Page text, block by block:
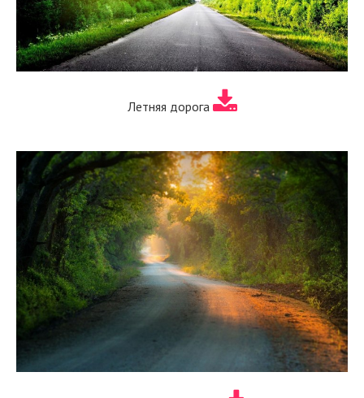
Летняя дорога